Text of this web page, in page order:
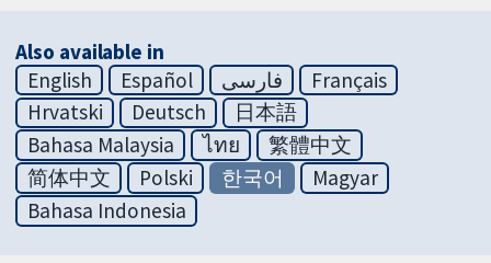
Also available in
English
Español فارسی
Français
Hrvatski
Deutsch
日本語
Bahasa Malaysia
ไทย
繁體中文
简体中文
Polski 한국어
Magyar
Bahasa Indonesia